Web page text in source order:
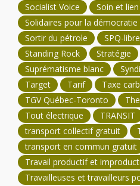
Socialist Voice
Soin et lien
Solidaires pour la démocratie
Sortir du pétrole
SPQ-libre
Standing Rock
Stratégie
Suprématisme blanc
Target
Tarif Taxe
TGV Québec-Toronto
Tout électrique
TRANSIT
transport collectif gratuit
transport en commun gratuit
Travail productif et
Travailleuses et travailleurs